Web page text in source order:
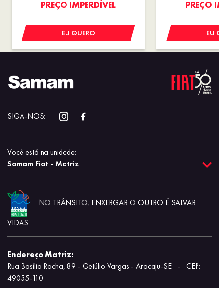
PREÇO IMPERDÍVEL
EU QUERO
PREÇO
EU
SIGA-NOS:
Você está na unidade:
Samam Fiat - Matriz
NO TRÂNSITO, ENXERGAR O OUTRO É SALVAR
VIDAS.
Endereço Matriz:
Rua Basílio Rocha, 89 - Getúlio Vargas - Aracaju-SE
-
CEP:
49055-110